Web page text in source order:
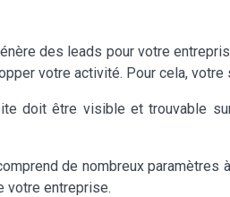
des leads pour votre
votre activité. Pour cela,
doit être visible et trouvable
de nombreux
votre entreprise.